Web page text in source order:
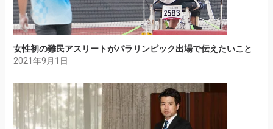
女性初の難民アスリートがパラリンピック出場で伝えたいこと
2021年9月1日